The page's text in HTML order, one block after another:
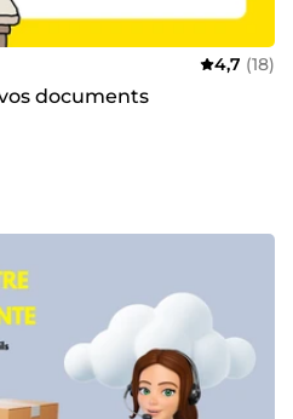
4,7 (18)
documents